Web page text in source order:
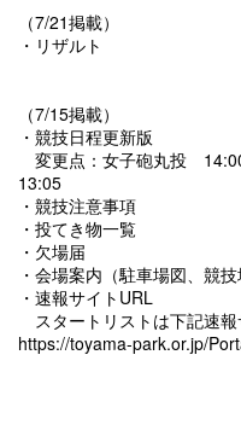
（7/21掲載）
・リザルト
（7/15掲載）
・競技日程更新版
変更点：女子砲丸投
13:05
・競技注意事項
・投てき物一覧
・欠場届
・会場案内（駐車場図、競
・速報サイトURL
スタートリストは下記速報
https://toyama-park.or.jp/